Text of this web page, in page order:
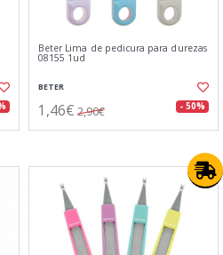
Beter Lima de pedicura para durezas
08155 1ud
BETER
1,46€ 2,90€ - 50%